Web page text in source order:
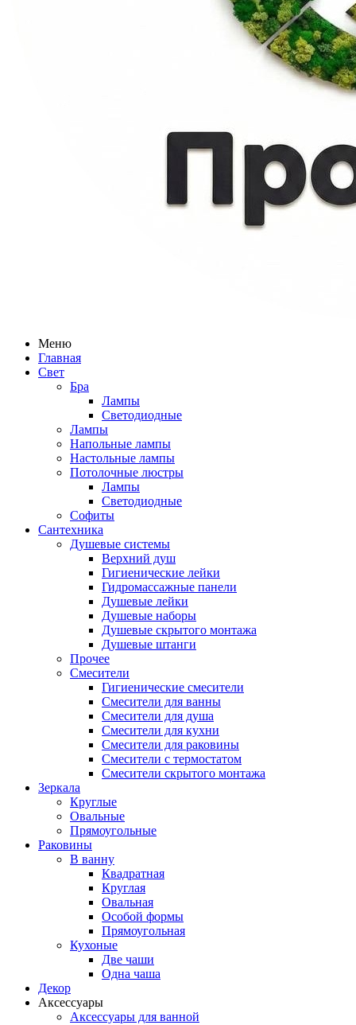
Меню
Главная
Свет
Бра
Лампы
Светодиодные
Лампы
Напольные лампы
Настольные лампы
Потолочные люстры
Лампы
Светодиодные
Софиты
Сантехника
Душевые системы
Верхний душ
Гигиенические лейки
Гидромассажные панели
Душевые лейки
Душевые наборы
Душевые скрытого монтажа
Душевые штанги
Прочее
Смесители
Гигиенические смесители
Смесители для ванны
Смесители для душа
Смесители для кухни
Смесители для раковины
Смесители с термостатом
Смесители скрытого монтажа
Зеркала
Круглые
Овальные
Прямоугольные
Раковины
В ванну
Квадратная
Круглая
Овальная
Особой формы
Прямоугольная
Кухоные
Две чаши
Одна чаша
Декор
Аксессуары
Аксессуары для ванной